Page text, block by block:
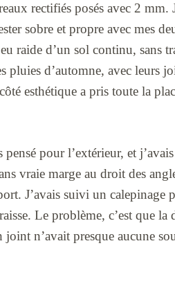
rectifiés posés avec 2
sobre et propre avec mes
raide d’un sol continu, sans
pluies d’automne, avec leurs
esthétique a pris toute la
pour l’extérieur, et
vraie marge au droit des
J’avais suivi un calepinage
Le problème, c’est que
n’avait presque aucune